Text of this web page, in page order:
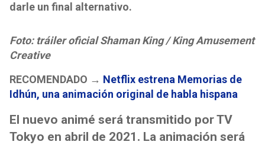
darle un final alternativo.
Foto: tráiler oficial Shaman King / King Amusement
Creative
RECOMENDADO → Netflix estrena Memorias de
Idhún, una animación original de habla hispana
El nuevo animé será transmitido por TV
Tokyo en abril de 2021. La animación será